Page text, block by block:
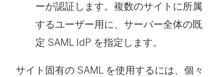
ーが認証します。複数のサイトに所属
するユーザー用に、サーバー全体の既
定 SAML IdP を指定します。
サイト固有の SAML を使用するには、個々